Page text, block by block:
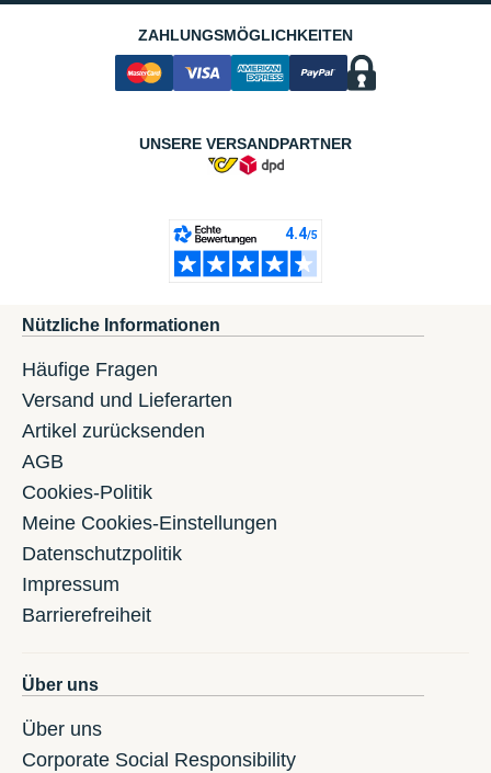
ZAHLUNGSMÖGLICHKEITEN
UNSERE VERSANDPARTNER
Nützliche Informationen
Häufige Fragen
Versand und Lieferarten
Artikel zurücksenden
AGB
Cookies-Politik
Meine Cookies-Einstellungen
Datenschutzpolitik
Impressum
Barrierefreiheit
Über uns
Über uns
Corporate Social Responsibility